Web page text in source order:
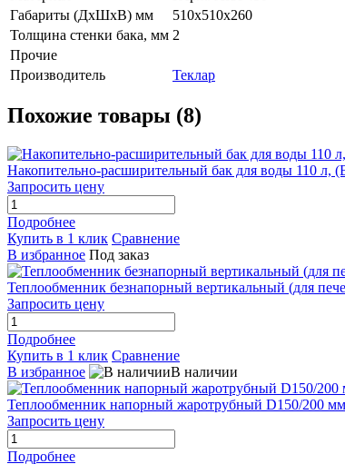
Габариты (ДхШхВ) мм
510х510х260
Толщина стенки бака, мм 2
Прочие
Производитель
Теклар
Похожие товары (8)
Накопительно-расширительный бак для воды 110
Запросить цену
Подробнее
Купить в 1 клик Сравнение
В избранное Под заказ
Теплообменник безнапорный вертикальный (для
Запросить цену
Подробнее
Купить в 1 клик Сравнение
В избранное
В наличии
Теплообменник напорный жаротрубный D150/200 мм
Запросить цену
Подробнее